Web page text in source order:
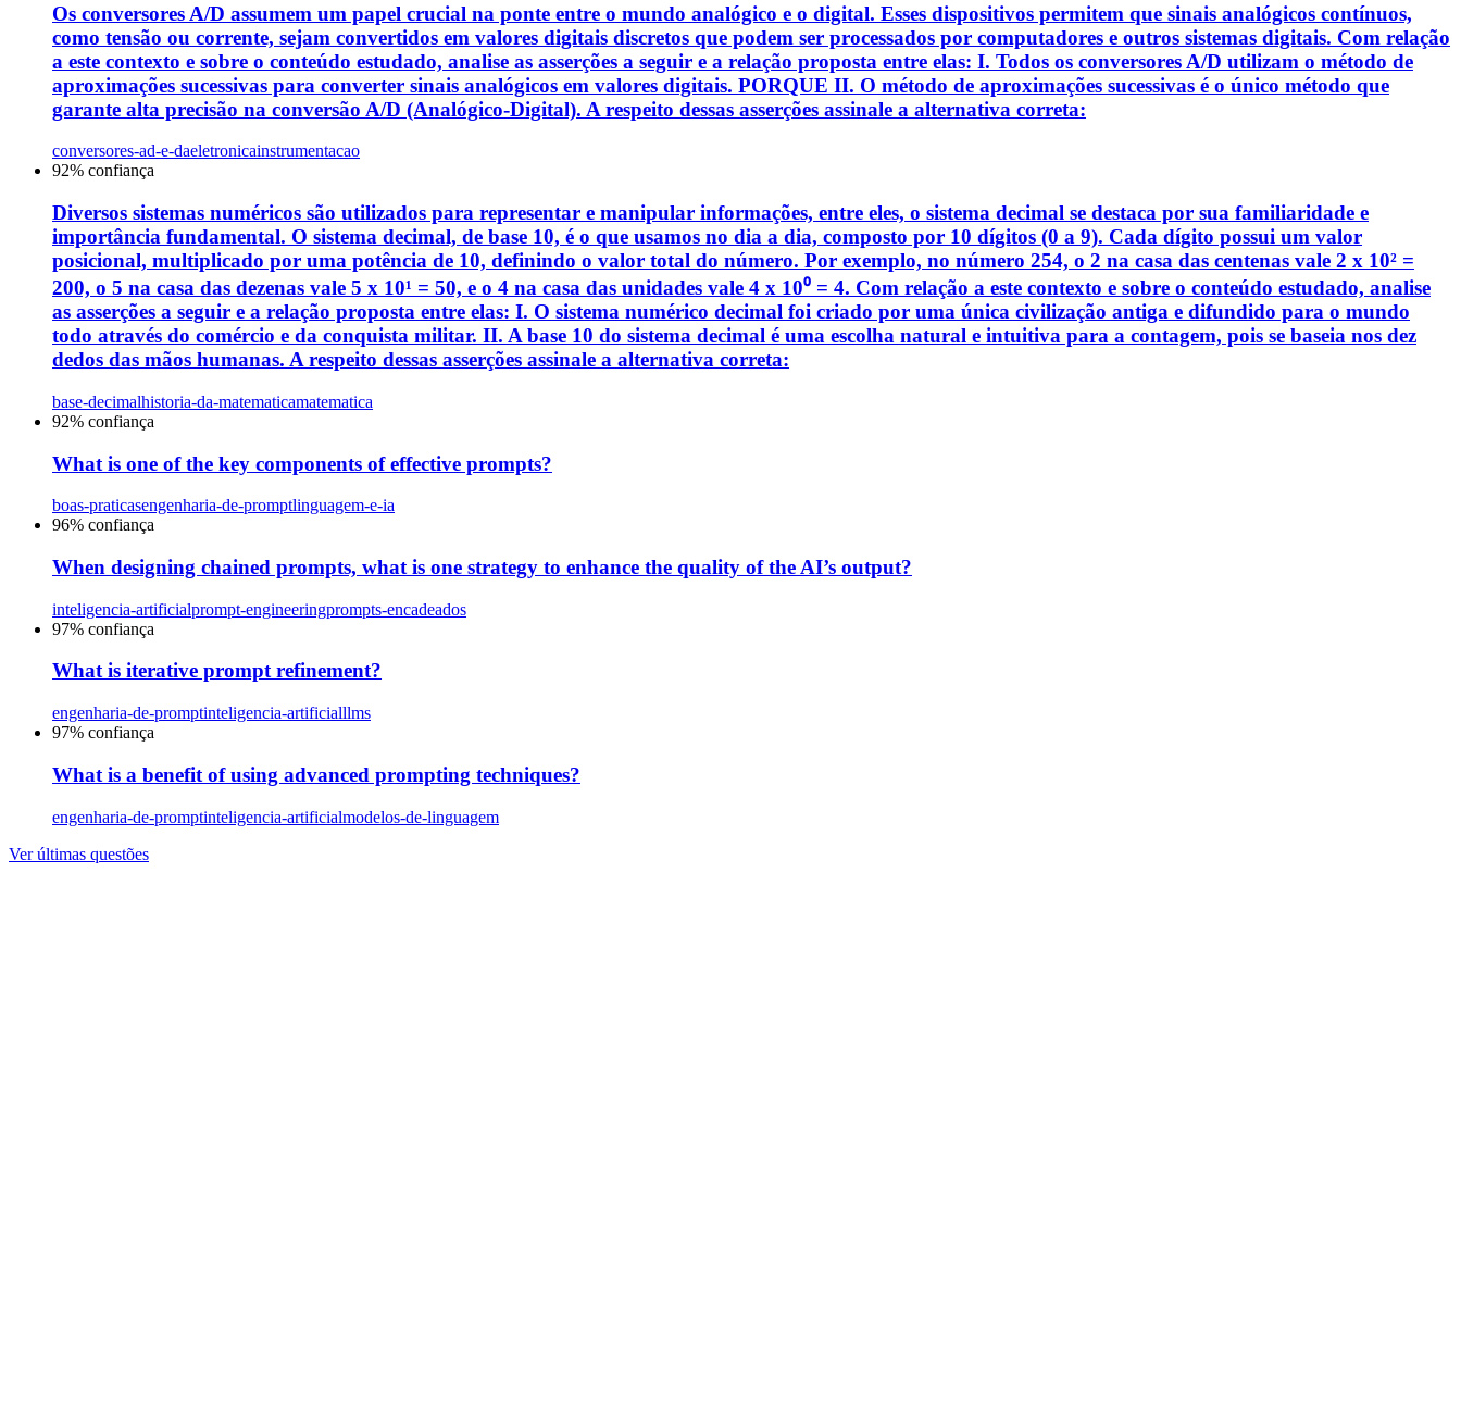
Os conversores A/D assumem um papel crucial na ponte entre o mundo analógico e o digital. Esses dispositivos permitem que sinais analógicos contínuos,
como tensão ou corrente, sejam convertidos em valores digitais discretos que podem ser processados por computadores e outros sistemas digitais. Com relação
a este contexto e sobre o conteúdo estudado, analise as asserções a seguir e a relação proposta entre elas: I. Todos os conversores A/D utilizam o método de
aproximações sucessivas para converter sinais analógicos em valores digitais. PORQUE II. O método de aproximações sucessivas é o único método que
garante alta precisão na conversão A/D (Analógico-Digital). A respeito dessas asserções assinale a alternativa correta:
conversores-ad-e-daeletronicainstrumentacao
92% confiança
Diversos sistemas numéricos são utilizados para representar e manipular informações, entre eles, o sistema decimal se destaca por sua familiaridade e
importância fundamental. O sistema decimal, de base 10, é o que usamos no dia a dia, composto por 10 dígitos (0 a 9). Cada dígito possui um valor
posicional, multiplicado por uma potência de 10, definindo o valor total do número. Por exemplo, no número 254, o 2 na casa das centenas vale 2 x 10² =
200, o 5 na casa das dezenas vale 5 x 10¹ = 50, e o 4 na casa das unidades vale 4 x 10⁰ = 4. Com relação a este contexto e sobre o conteúdo estudado, analise
as asserções a seguir e a relação proposta entre elas: I. O sistema numérico decimal foi criado por uma única civilização antiga e difundido para o mundo
todo através do comércio e da conquista militar. II. A base 10 do sistema decimal é uma escolha natural e intuitiva para a contagem, pois se baseia nos dez
dedos das mãos humanas. A respeito dessas asserções assinale a alternativa correta:
base-decimalhistoria-da-matematicamatematica
92% confiança
What is one of the key components of effective prompts?
boas-praticasengenharia-de-promptlinguagem-e-ia
96% confiança
When designing chained prompts, what is one strategy to enhance the quality of the AI’s output?
inteligencia-artificialprompt-engineeringprompts-encadeados
97% confiança
What is iterative prompt refinement?
engenharia-de-promptinteligencia-artificialllms
97% confiança
What is a benefit of using advanced prompting techniques?
engenharia-de-promptinteligencia-artificialmodelos-de-linguagem
Ver últimas questões